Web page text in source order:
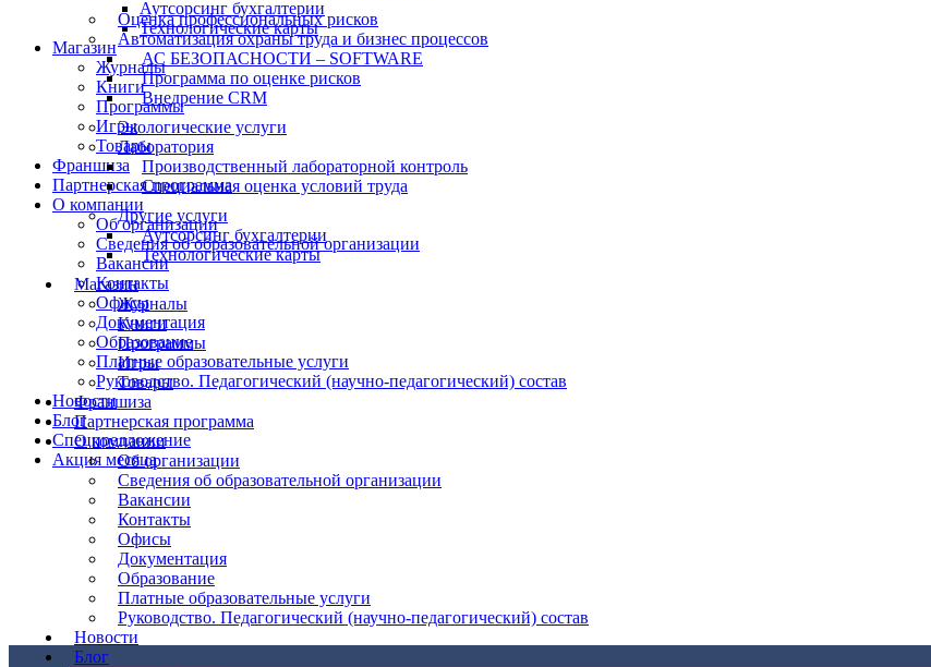
Аутсорсинг бухгалтерии
Технологические карты
Магазин
Журналы
Книги
Программы
Игры
Товары
Франшиза
Партнерская программа
О компании
Об организации
Сведения об образовательной организации
Вакансии
Контакты
Офисы
Документация
Образование
Платные образовательные услуги
Руководство. Педагогический (научно-педагогический) состав
Новости
Блог
Спецпредложение
Акция месяца
Оценка профессиональных рисков
Автоматизация охраны труда и бизнес процессов
АС БЕЗОПАСНОСТИ – SOFTWARE
Программа по оценке рисков
Внедрение CRM
Экологические услуги
Лаборатория
Производственный лабораторной контроль
Специальная оценка условий труда
Другие услуги
Аутсорсинг бухгалтерии
Технологические карты
Магазин
Журналы
Книги
Программы
Игры
Товары
Франшиза
Партнерская программа
О компании
Об организации
Сведения об образовательной организации
Вакансии
Контакты
Офисы
Документация
Образование
Платные образовательные услуги
Руководство. Педагогический (научно-педагогический) состав
Новости
Блог